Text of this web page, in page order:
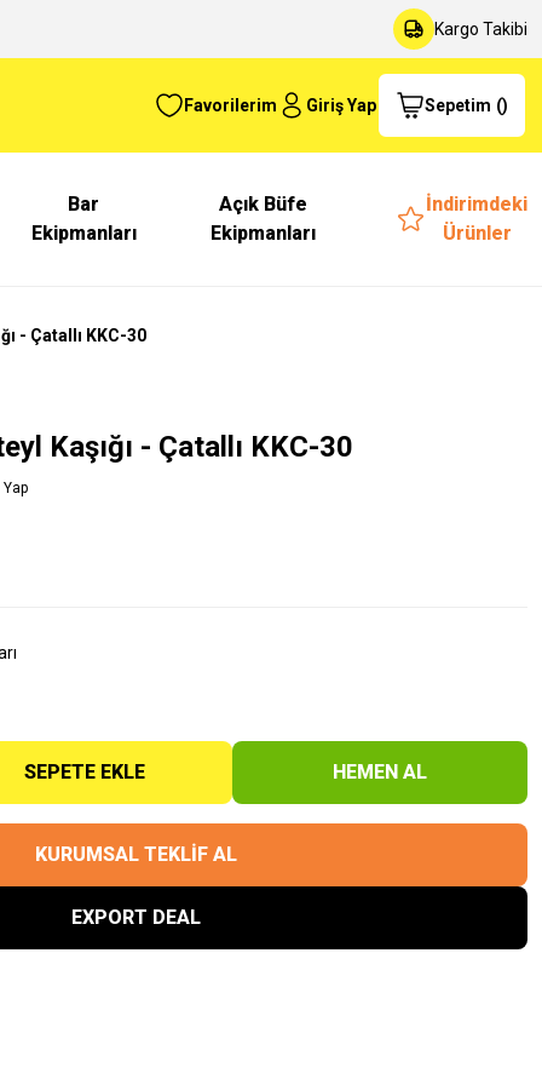
Kargo Takibi
Favorilerim Giriş Yap Sepetim ()
Bar
Ekipmanları
Açık Büfe
Ekipmanları
İndirimdeki
Ürünler
- Çatallı KKC-30
Kaşığı - Çatallı KKC-30
SEPETE EKLE HEMEN AL
KURUMSAL TEKLİF AL
EXPORT DEAL